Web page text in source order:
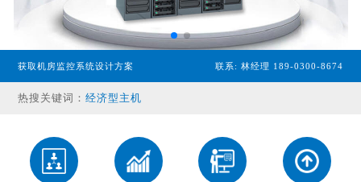
获取机房监控系统设计方案 联系: 林经理 189-0300-8674
热搜关键词：经济型主机
温湿度传感器
配电监控设备
气体监控设备